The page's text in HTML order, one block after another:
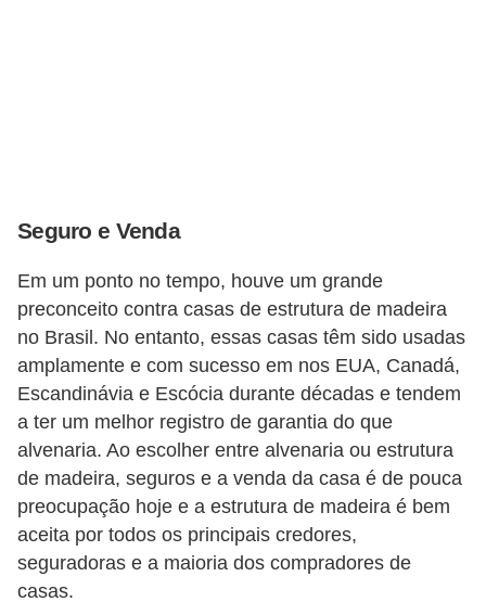
Seguro e Venda
Em um ponto no tempo, houve um grande
preconceito contra casas de estrutura de madeira
no Brasil. No entanto, essas casas têm sido usadas
​​amplamente e com sucesso em nos EUA, Canadá,
Escandinávia e Escócia durante décadas e tendem
a ter um melhor registro de garantia do que
alvenaria. Ao escolher entre alvenaria ou estrutura
de madeira, seguros e a venda da casa é de pouca
preocupação hoje e a estrutura de madeira é bem
aceita por todos os principais credores,
seguradoras e a maioria dos compradores de
casas.